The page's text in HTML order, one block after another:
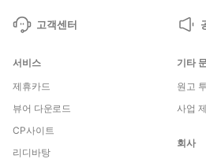
고객센터
서비스
제휴카드
뷰어 다운로드
CP사이트
리디바탕
기타
원고
사업
회사